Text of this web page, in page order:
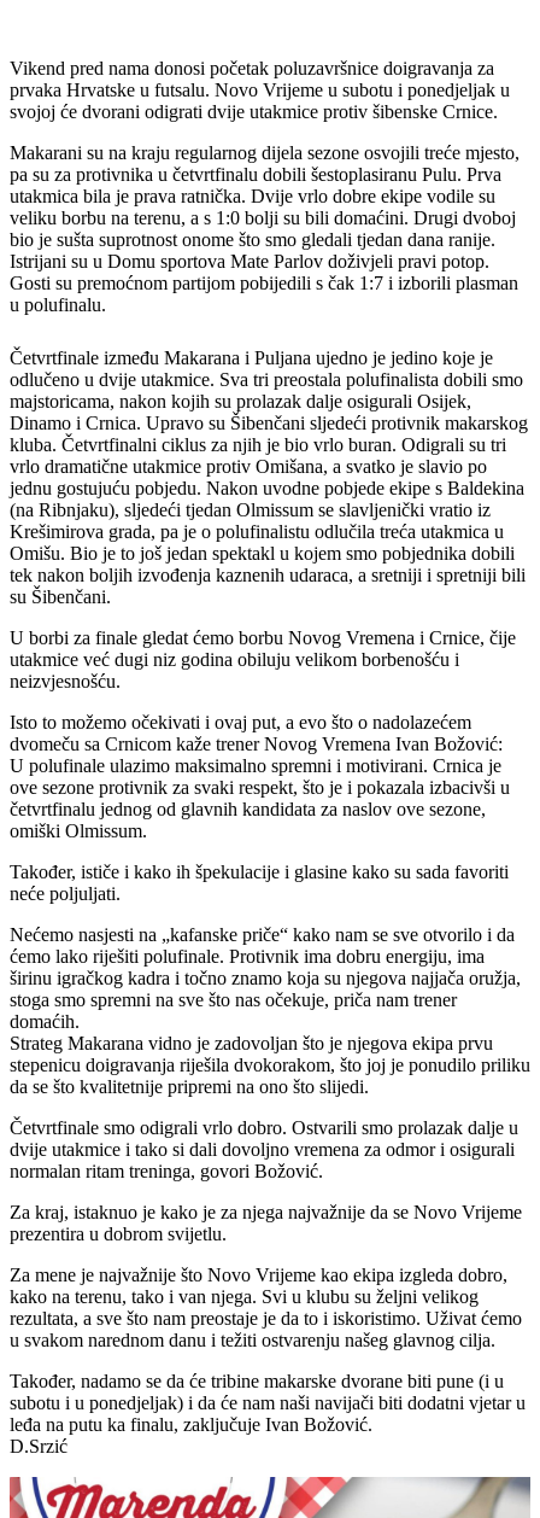
Vikend pred nama donosi početak poluzavršnice doigravanja za
prvaka Hrvatske u futsalu. Novo Vrijeme u subotu i ponedjeljak u
svojoj će dvorani odigrati dvije utakmice protiv šibenske Crnice.
Makarani su na kraju regularnog dijela sezone osvojili treće mjesto,
pa su za protivnika u četvrtfinalu dobili šestoplasiranu Pulu. Prva
utakmica bila je prava ratnička. Dvije vrlo dobre ekipe vodile su
veliku borbu na terenu, a s 1:0 bolji su bili domaćini. Drugi dvoboj
bio je sušta suprotnost onome što smo gledali tjedan dana ranije.
Istrijani su u Domu sportova Mate Parlov doživjeli pravi potop.
Gosti su premoćnom partijom pobijedili s čak 1:7 i izborili plasman
u polufinalu.
Četvrtfinale između Makarana i Puljana ujedno je jedino koje je
odlučeno u dvije utakmice. Sva tri preostala polufinalista dobili smo
majstoricama, nakon kojih su prolazak dalje osigurali Osijek,
Dinamo i Crnica. Upravo su Šibenčani sljedeći protivnik makarskog
kluba. Četvrtfinalni ciklus za njih je bio vrlo buran. Odigrali su tri
vrlo dramatične utakmice protiv Omišana, a svatko je slavio po
jednu gostujuću pobjedu. Nakon uvodne pobjede ekipe s Baldekina
(na Ribnjaku), sljedeći tjedan Olmissum se slavljenički vratio iz
Krešimirova grada, pa je o polufinalistu odlučila treća utakmica u
Omišu. Bio je to još jedan spektakl u kojem smo pobjednika dobili
tek nakon boljih izvođenja kaznenih udaraca, a sretniji i spretniji bili
su Šibenčani.
U borbi za finale gledat ćemo borbu Novog Vremena i Crnice, čije
utakmice već dugi niz godina obiluju velikom borbenošću i
neizvjesnošću.
Isto to možemo očekivati i ovaj put, a evo što o nadolazećem
dvomeču sa Crnicom kaže trener Novog Vremena Ivan Božović:
U polufinale ulazimo maksimalno spremni i motivirani. Crnica je
ove sezone protivnik za svaki respekt, što je i pokazala izbacivši u
četvrtfinalu jednog od glavnih kandidata za naslov ove sezone,
omiški Olmissum.
Također, ističe i kako ih špekulacije i glasine kako su sada favoriti
neće poljuljati.
Nećemo nasjesti na „kafanske priče“ kako nam se sve otvorilo i da
ćemo lako riješiti polufinale. Protivnik ima dobru energiju, ima
širinu igračkog kadra i točno znamo koja su njegova najjača oružja,
stoga smo spremni na sve što nas očekuje, priča nam trener
domaćih.
Strateg Makarana vidno je zadovoljan što je njegova ekipa prvu
stepenicu doigravanja riješila dvokorakom, što joj je ponudilo priliku
da se što kvalitetnije pripremi na ono što slijedi.
Četvrtfinale smo odigrali vrlo dobro. Ostvarili smo prolazak dalje u
dvije utakmice i tako si dali dovoljno vremena za odmor i osigurali
normalan ritam treninga, govori Božović.
Za kraj, istaknuo je kako je za njega najvažnije da se Novo Vrijeme
prezentira u dobrom svijetlu.
Za mene je najvažnije što Novo Vrijeme kao ekipa izgleda dobro,
kako na terenu, tako i van njega. Svi u klubu su željni velikog
rezultata, a sve što nam preostaje je da to i iskoristimo. Uživat ćemo
u svakom narednom danu i težiti ostvarenju našeg glavnog cilja.
Također, nadamo se da će tribine makarske dvorane biti pune (i u
subotu i u ponedjeljak) i da će nam naši navijači biti dodatni vjetar u
leđa na putu ka finalu, zaključuje Ivan Božović.
D.Srzić